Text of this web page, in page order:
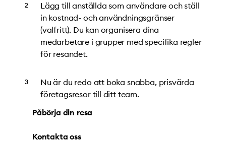
Lägg till anställda som användare och ställ
in kostnad- och användningsgränser
(valfritt). Du kan organisera dina
medarbetare i grupper med specifika regler
för resandet.
Nu är du redo att boka snabba, prisvärda
företagsresor till ditt team.
Påbörja din resa
Kontakta oss